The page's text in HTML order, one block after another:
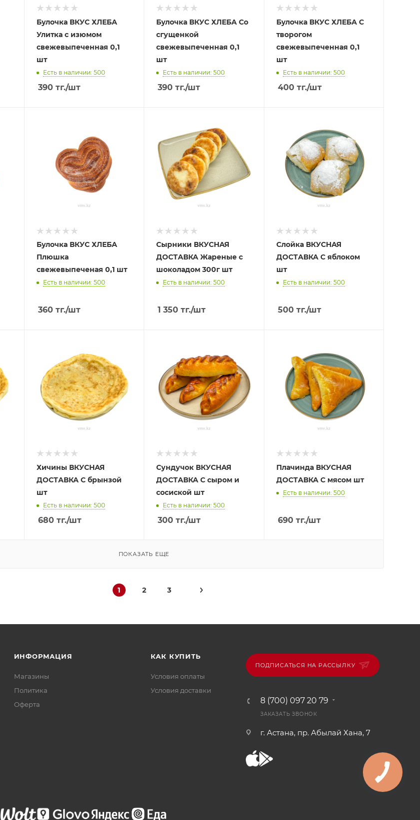
Булочка ВКУС ХЛЕБА
Улитка с изюмом
свежевыпеченная 0,1
шт
Есть в наличии: 500
390тг./шт
Булочка ВКУС ХЛЕБА Со
сгущенкой
свежевыпеченная 0,1
шт
Есть в наличии: 500
390 тг./шт
Булочка ВКУС ХЛЕБА С
творогом
свежевыпеченная 0,1
шт
Есть в наличии: 500
400тг./шт
Булочка ВКУС ХЛЕБА
Плюшка
свежевыпеченая 0,1 шт
Есть в наличии: 500
360тг./шт
Сырники ВКУСНАЯ
ДОСТАВКА Жареные с
шоколадом 300г шт
Есть в наличии: 500
1 350 тг./шт
Слойка ВКУСНАЯ
ДОСТАВКА С яблоком
шт
Есть в наличии: 500
500тг./шт
Хичины ВКУСНАЯ
ДОСТАВКА С брынзой
шт
Есть в наличии: 500
680тг./шт
Сундучок ВКУСНАЯ
ДОСТАВКА С сыром и
сосиской шт
Есть в наличии: 500
300 тг./шт
Плачинда ВКУСНАЯ
ДОСТАВКА С мясом шт
Есть в наличии: 500
690тг./шт
ПОКАЗАТЬ ЕЩЕ
1 2 3
ИНФОРМАЦИЯ
Магазины
Политика
Офертa
КАК КУПИТЬ
Условия оплаты
Условия доставки
ПОДПИСАТЬСЯ НА РАССЫЛКУ
8 (700) 097 20 79
ЗАКАЗАТЬ ЗВОНОК
г. Астана, пр. Абылай Хана, 7